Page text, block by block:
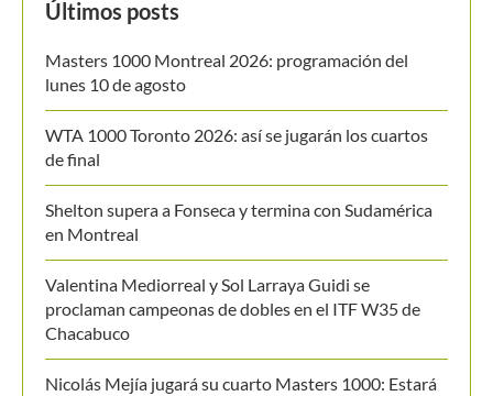
Últimos posts
Masters 1000 Montreal 2026: programación del
lunes 10 de agosto
WTA 1000 Toronto 2026: así se jugarán los cuartos
de final
Shelton supera a Fonseca y termina con Sudamérica
en Montreal
Valentina Mediorreal y Sol Larraya Guidi se
proclaman campeonas de dobles en el ITF W35 de
Chacabuco
Nicolás Mejía jugará su cuarto Masters 1000: Estará